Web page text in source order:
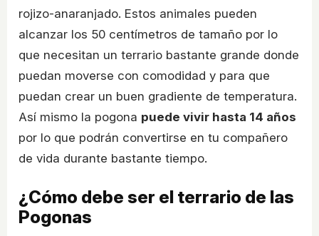
rojizo-anaranjado. Estos animales pueden
alcanzar los 50 centímetros de tamaño por lo
que necesitan un terrario bastante grande donde
puedan moverse con comodidad y para que
puedan crear un buen gradiente de temperatura.
Así mismo la pogona puede vivir hasta 14 años
por lo que podrán convertirse en tu compañero
de vida durante bastante tiempo.
¿Cómo debe ser el terrario de las
Pogonas